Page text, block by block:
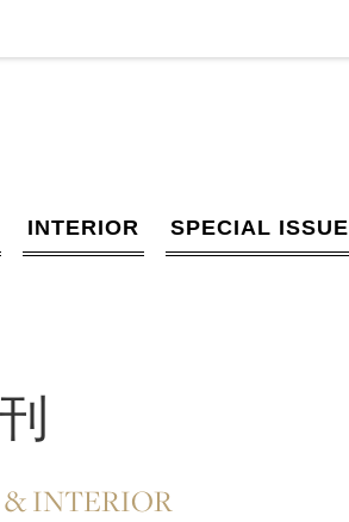
INTERIOR SPECIAL ISSUE
INTERIOR